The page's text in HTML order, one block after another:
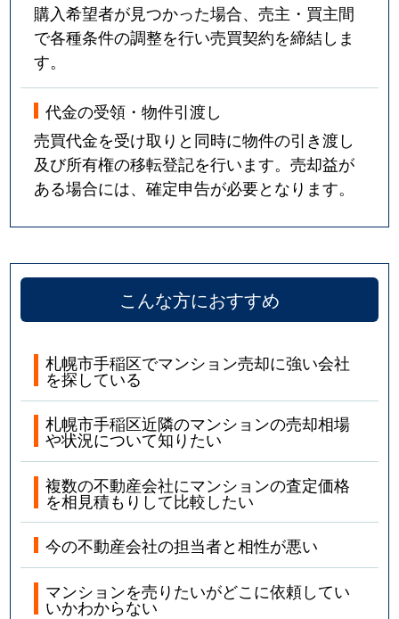
購入希望者が見つかった場合、売主・買主間
で各種条件の調整を行い売買契約を締結しま
す。
代金の受領・物件引渡し
売買代金を受け取りと同時に物件の引き渡し
及び所有権の移転登記を行います。売却益が
ある場合には、確定申告が必要となります。
こんな方におすすめ
札幌市手稲区でマンション売却に強い会社
を探している
札幌市手稲区近隣のマンションの売却相場
や状況について知りたい
複数の不動産会社にマンションの査定価格
を相見積もりして比較したい
今の不動産会社の担当者と相性が悪い
マンションを売りたいがどこに依頼してい
いかわからない